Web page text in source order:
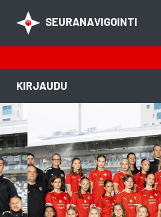
SEURANAVIGOINTI
KIRJAUDU
Previous